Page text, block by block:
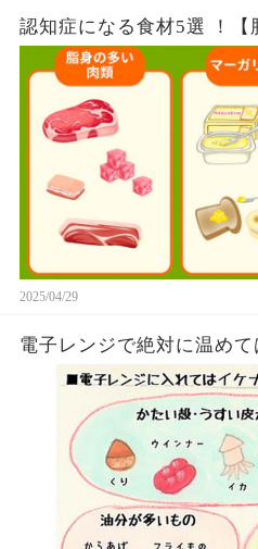
認知症になる食材5選 ！【
2025/04/29
電子レンジで絶対に温めて